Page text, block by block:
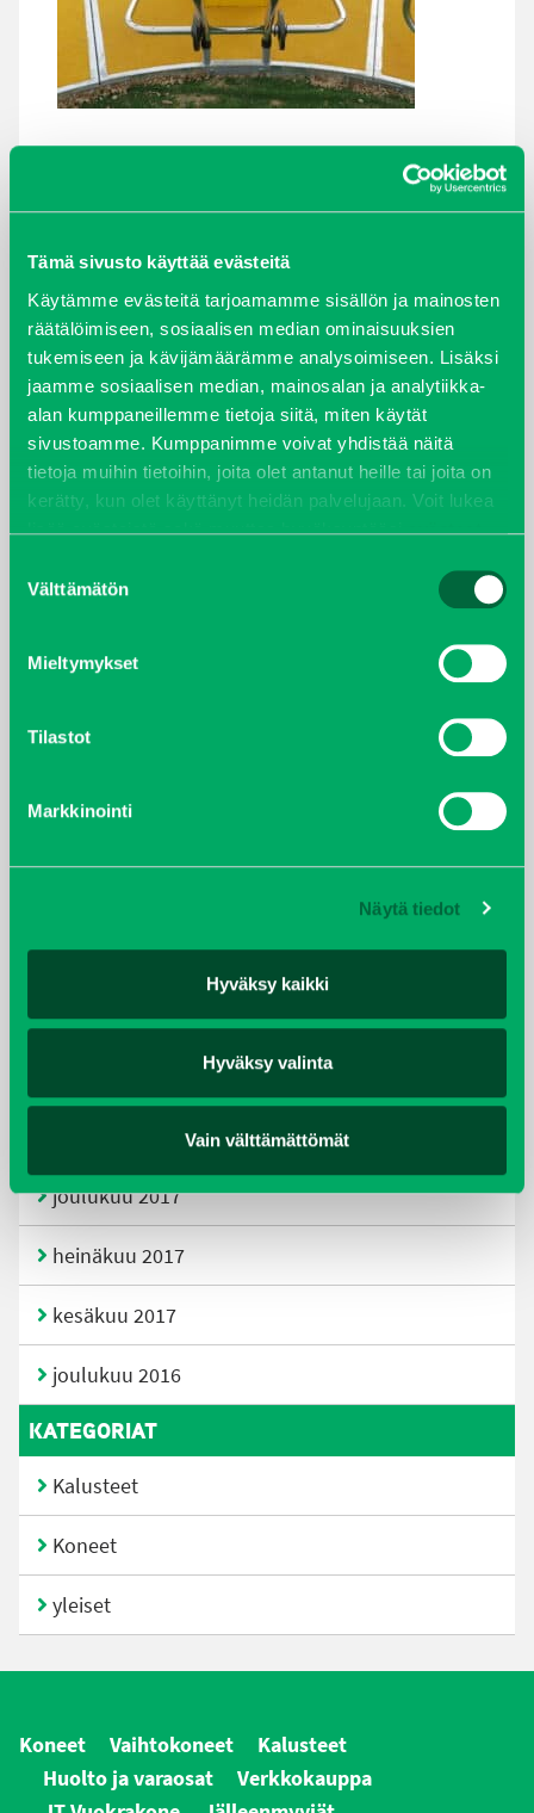
Tämä sivusto käyttää evästeitä
Käytämme evästeitä tarjoamamme sisällön ja mainosten
räätälöimiseen, sosiaalisen median ominaisuuksien
tukemiseen ja kävijämäärämme analysoimiseen. Lisäksi
jaamme sosiaalisen median, mainosalan ja analytiikka-
alan kumppaneillemme tietoja siitä, miten käytät
sivustoamme. Kumppanimme voivat yhdistää näitä
tietoja muihin tietoihin, joita olet antanut heille tai joita on
kerätty, kun olet käyttänyt heidän palvelujaan. Voit lukea
lisää evästeistä sekä muuttaa hyväksyntääsievästeet
valinta
Välttämätön
Mieltymykset
Tilastot
Markkinointi
Näytä tiedot
Hyväksy kaikki
Hyväksy valinta
Vain välttämättömät
elokuu 2024
syyskuu 2023
joulukuu 2022
huhtikuu 2022
helmikuu 2022
joulukuu 2021
lokakuu 2021
huhtikuu 2019
helmikuu 2019
tammikuu 2018
joulukuu 2017
heinäkuu 2017
kesäkuu 2017
joulukuu 2016
KATEGORIAT
Kalusteet
Koneet
yleiset
Koneet Vaihtokoneet
Kalusteet
Huolto ja varaosat
Verkkokauppa